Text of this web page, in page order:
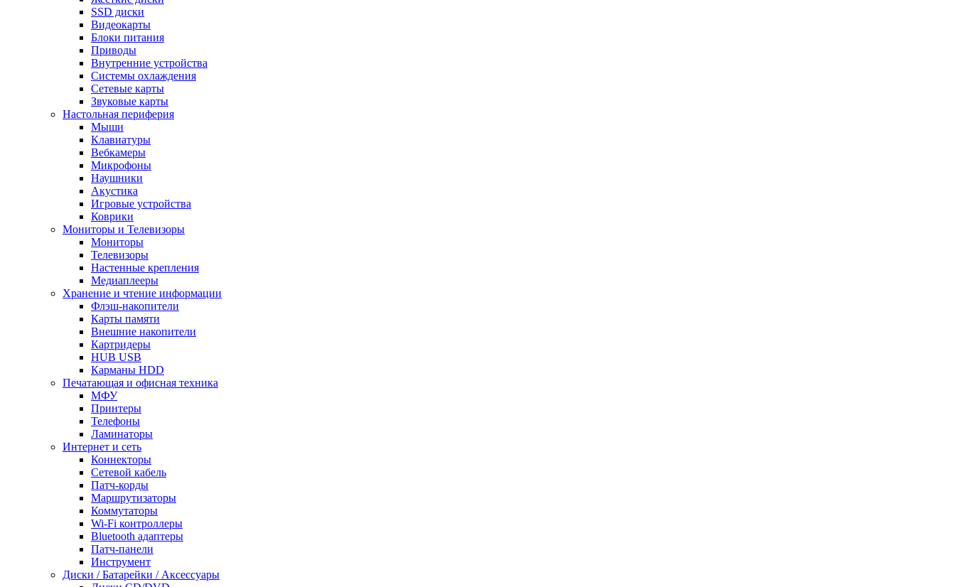
SSD диски
Видеокарты
Блоки питания
Приводы
Внутренние устройства
Системы охлаждения
Сетевые карты
Звуковые карты
Настольная периферия
Мыши
Клавиатуры
Вебкамеры
Микрофоны
Наушники
Акустика
Игровые устройства
Коврики
Мониторы и Телевизоры
Мониторы
Телевизоры
Настенные крепления
Медиаплееры
Хранение и чтение информации
Флэш-накопители
Карты памяти
Внешние накопители
Картридеры
HUB USB
Карманы HDD
Печатающая и офисная техника
МФУ
Принтеры
Телефоны
Ламинаторы
Интернет и сеть
Коннекторы
Сетевой кабель
Патч-корды
Маршрутизаторы
Коммутаторы
Wi-Fi контроллеры
Bluetooth адаптеры
Патч-панели
Инструмент
Диски / Батарейки / Аксессуары